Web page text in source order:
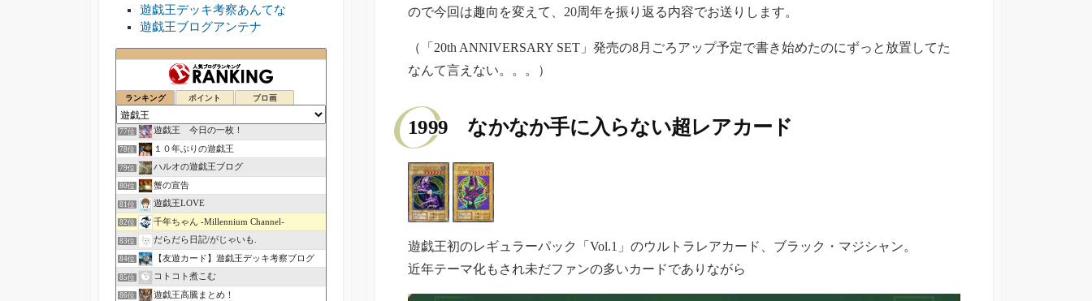
ので今回は趣向を変えて、20周年を振り返る内容でお送りします。
（「20th ANNIVERSARY SET」発売の8月ごろアップ予定で書き始めたのにずっと放置してた
なんて言えない。。。）
1999 なかなか手に入らない超レアカード
遊戯王初のレギュラーパック「Vol.1」のウルトラレアカード、ブラック・マジシャン。
近年テーマ化もされ未だファンの多いカードでありながら
遊戯王デッキ考察あんてな
遊戯王ブログアンテナ
ランキング ポイント ブロ画
75位 人生にトラップ・スタンを
76位
77位 遊戯王 今日の一枚！
78位 １０年ぶりの遊戯王
79位 ハルオの遊戯王ブログ
80位 蟹の宣告
81位 遊戯王LOVE
82位 千年ちゃん -Millennium Channel-
83位 だらだら日記/がじゃいも.
84位 【友遊カード】遊戯王デッキ考察ブログ
85位 コトコト煮こむ
86位 遊戯王高騰まとめ！